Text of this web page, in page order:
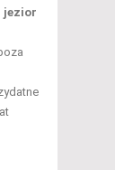
jezior